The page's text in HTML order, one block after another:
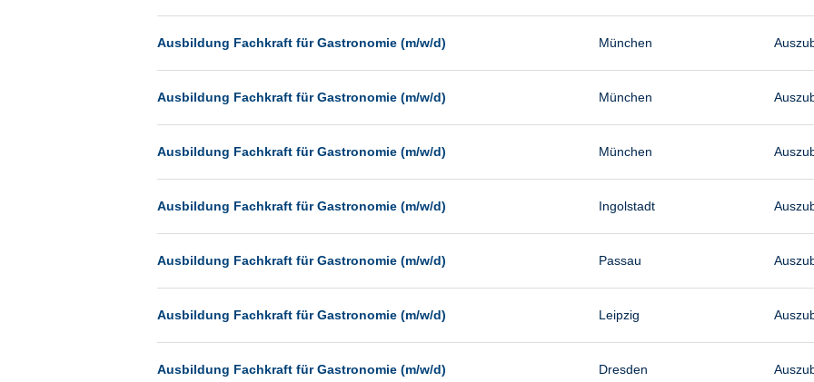
Ingolstadt
Kassel
Landau
Mainz
Mannheim
München
Münster
Neu-Isenburg
Ausbildung Fachkraft für Gastronomie (m/w/d) München
Ausbildung Fachkraft für Gastronomie (m/w/d) München
Ausbildung Fachkraft für Gastronomie (m/w/d) München
Ausbildung Fachkraft für Gastronomie (m/w/d) Ingolstadt
Ausbildung Fachkraft für Gastronomie (m/w/d) Passau
Ausbildung Fachkraft für Gastronomie (m/w/d) Leipzig
Ausbildung Fachkraft für Gastronomie (m/w/d) Dresden